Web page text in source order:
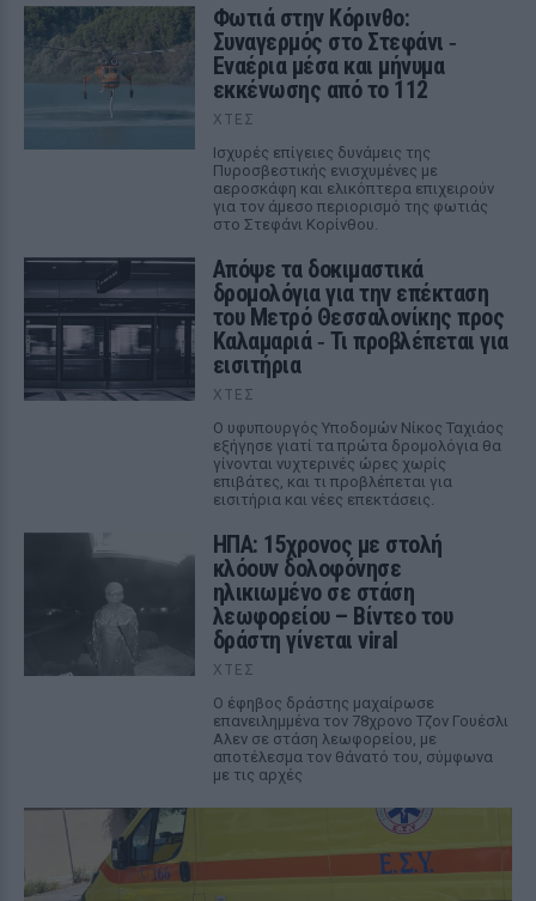
Φωτιά στην Κόρινθο:
Συναγερμός στο Στεφάνι ‑
Εναέρια μέσα και μήνυμα
εκκένωσης από το 112
ΧΤΕΣ
Ισχυρές επίγειες δυνάμεις της
Πυροσβεστικής ενισχυμένες με
αεροσκάφη και ελικόπτερα επιχειρούν
για τον άμεσο περιορισμό της φωτιάς
στο Στεφάνι Κορίνθου.
Απόψε τα δοκιμαστικά
δρομολόγια για την επέκταση
του Μετρό Θεσσαλονίκης προς
Καλαμαριά ‑ Τι προβλέπεται για
εισιτήρια
ΧΤΕΣ
Ο υφυπουργός Υποδομών Νίκος Ταχιάος
εξήγησε γιατί τα πρώτα δρομολόγια θα
γίνονται νυχτερινές ώρες χωρίς
επιβάτες, και τι προβλέπεται για
εισιτήρια και νέες επεκτάσεις.
ΗΠΑ: 15χρονος με στολή
κλόουν δολοφόνησε
ηλικιωμένο σε στάση
λεωφορείου – Βίντεο του
δράστη γίνεται viral
ΧΤΕΣ
Ο έφηβος δράστης μαχαίρωσε
επανειλημμένα τον 78χρονο Τζον Γουέσλι
Αλεν σε στάση λεωφορείου, με
αποτέλεσμα τον θάνατό του, σύμφωνα
με τις αρχές